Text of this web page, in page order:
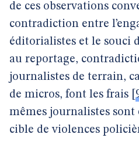
de ces observations
contradiction entre
éditorialistes et le souci
au reportage,
journalistes de terrain,
de micros, font les frais
mêmes journalistes
cible de violences